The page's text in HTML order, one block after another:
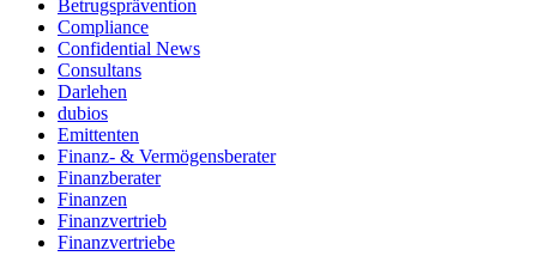
Betrugsprävention
Compliance
Confidential News
Consultans
Darlehen
dubios
Emittenten
Finanz- & Vermögensberater
Finanzberater
Finanzen
Finanzvertrieb
Finanzvertriebe